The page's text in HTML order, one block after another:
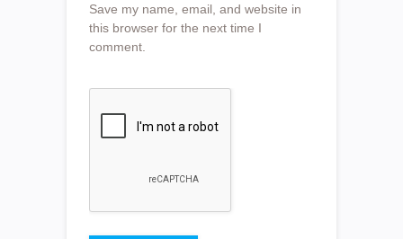
Save my name, email, and website in
this browser for the next time I
comment.